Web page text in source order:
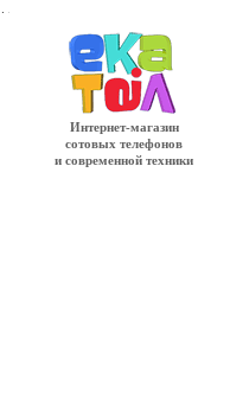
Интернет-магазин
сотовых телефонов
и современной техники